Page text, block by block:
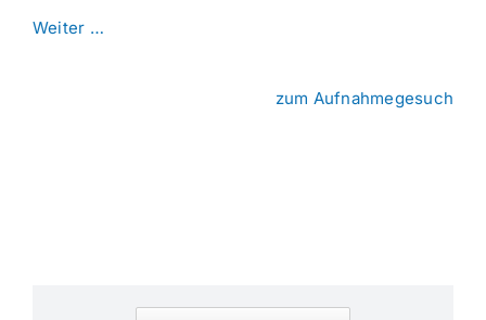
Weiter …
zum Aufnahmegesuch